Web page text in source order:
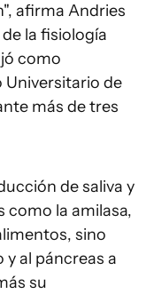
afirma Andries
la fisiología
como
Universitario de
más de tres
de saliva y
como la amilasa,
sino
al páncreas a
su